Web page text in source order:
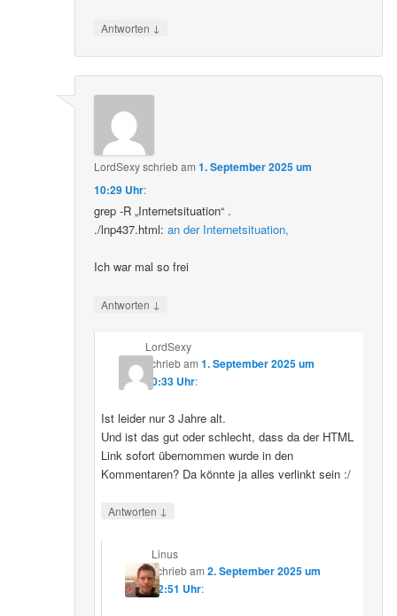
Antworten ↓
LordSexyschriebam1. September 2025 um
10:29 Uhr:
grep -R „Internetsituation“ .
./lnp437.html:an der Internetsituation,
Ich war mal so frei
Antworten ↓
LordSexy
schriebam 1. September 2025 um
10:33 Uhr:
Ist leider nur 3 Jahre alt.
Und ist das gut oder schlecht, dass da der HTML
Link sofort übernommen wurde in den
Kommentaren? Da könnte ja alles verlinkt sein :/
Antworten ↓
Linus
schriebam2. September 2025 um
12:51 Uhr: